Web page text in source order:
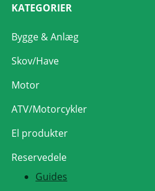
KATEGORIER
Bygge & Anlæg
Skov/Have
Motor
ATV/Motorcykler
El produkter
Reservedele
Guides